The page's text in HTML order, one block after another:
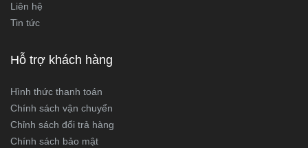
Liên hệ
Tin tức
Hỗ trợ khách hàng
Hình thức thanh toán
Chính sách vận chuyển
Chỉnh sách đổi trả hàng
Chính sách bảo mật